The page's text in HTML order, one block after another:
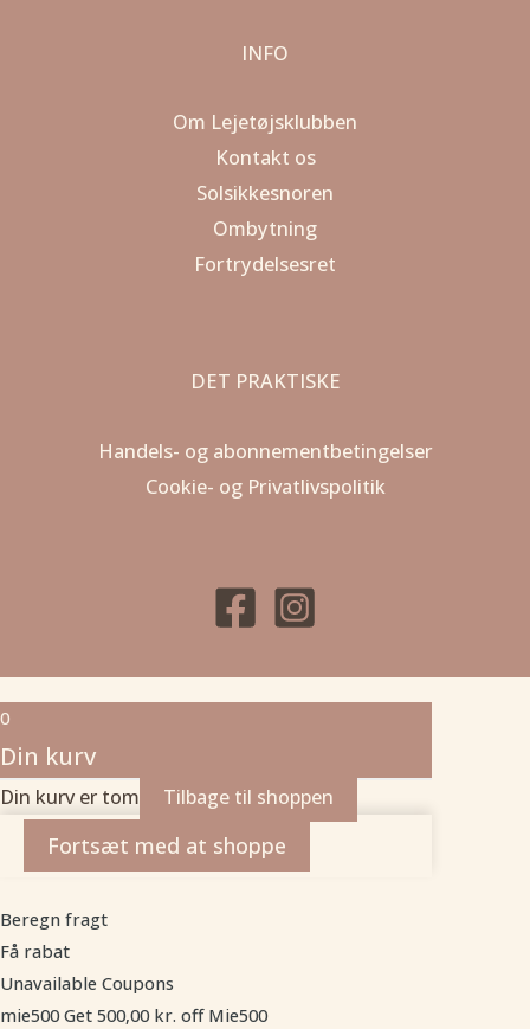
INFO
Om Lejetøjsklubben
Kontakt os
Solsikkesnoren
Ombytning
Fortrydelsesret
DET PRAKTISKE
Handels- og abonnementbetingelser
Cookie- og Privatlivspolitik
0
Din kurv
Din kurv er tom Tilbage til shoppen
Fortsæt med at shoppe
Beregn fragt
Få rabat
Unavailable Coupons
mie500 Get 500,00 kr. off Mie500